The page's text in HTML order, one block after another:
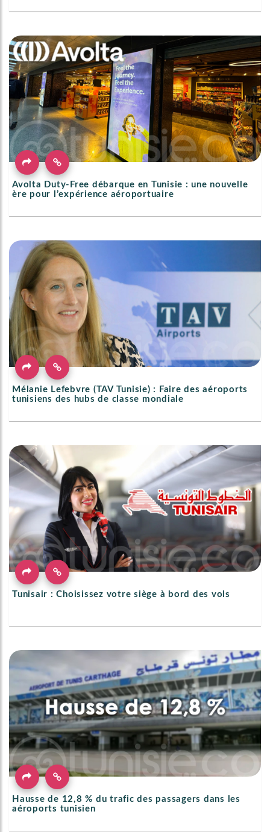
Avolta Duty-Free débarque en Tunisie : une nouvelle
ère pour l’expérience aéroportuaire
Mélanie Lefebvre (TAV Tunisie) : Faire des aéroports
tunisiens des hubs de classe mondiale
Tunisair : Choisissez votre siège à bord des vols
Hausse de 12,8 % du trafic des passagers dans les
aéroports tunisien